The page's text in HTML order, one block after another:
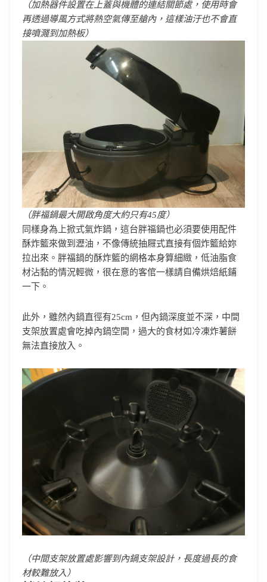
（加熱器件設置在上蓋與機體的連結關節處，使用時會
再透過導風方式將熱空氣傳至艙內，這樣油汙也不會直
接噴濺到加熱板）
（胖福鍋最大開啟角度大約只有45度）
同樣身為上掀式氣炸鍋，這台胖福鍋也必須要使用配件
酥炸籃來做到瀝油，不像傳統抽屜式直接有個炸籃給妳
拉出來。胖福鍋的酥炸籃的網格本身算細緻，低油脂食
材沾黏的情況輕微，很在意的客倌一樣請自備烘焙紙鋪
一下。
此外，雖然內鍋直徑有25cm，但內鍋深度並不深，中間
支架放置處會吃掉內鍋空間，過大的食材如冷凍炸薯餅
無法直接放入。
（中間支架放置處影響到內鍋支架設計，長度過長的食
材較難放入）